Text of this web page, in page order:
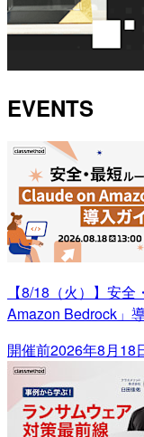
EVENTS
【8/18（火）】安
Amazon Bedrock」
開催前2026年8月18